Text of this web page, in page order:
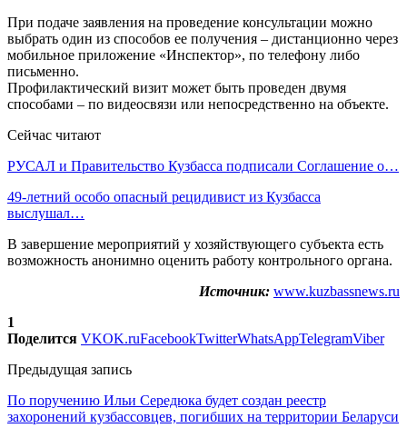
При подаче заявления на проведение консультации можно
выбрать один из способов ее получения – дистанционно через
мобильное приложение «Инспектор», по телефону либо
письменно.
Профилактический визит может быть проведен двумя
способами – по видеосвязи или непосредственно на объекте.
Сейчас читают
РУСАЛ и Правительство Кузбасса подписали Соглашение о…
49-летний особо опасный рецидивист из Кузбасса
выслушал…
В завершение мероприятий у хозяйствующего субъекта есть
возможность анонимно оценить работу контрольного органа.
Источник: www.kuzbassnews.ru
1
Поделится VKOK.ruFacebookTwitterWhatsAppTelegramViber
Предыдущая запись
По поручению Ильи Середюка будет создан реестр
захоронений кузбассовцев, погибших на территории Беларуси